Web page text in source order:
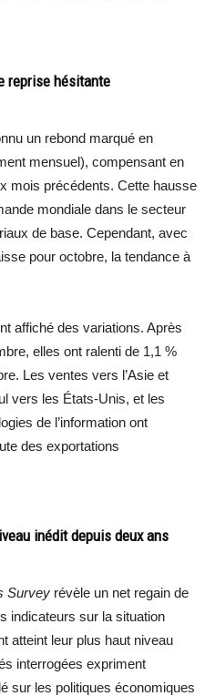
reprise hésitante
un rebond marqué en
mensuel), compensant en
mois précédents. Cette hausse
mondiale dans le secteur
de base. Cependant, avec
pour octobre, la tendance à
affiché des variations. Après
elles ont ralenti de 1,1 %
Les ventes vers l’Asie et
vers les États-Unis, et les
de l’information ont
des exportations
inédit depuis deux ans
Survey révèle un net regain de
indicateurs sur la situation
atteint leur plus haut niveau
interrogées expriment
sur les politiques économiques